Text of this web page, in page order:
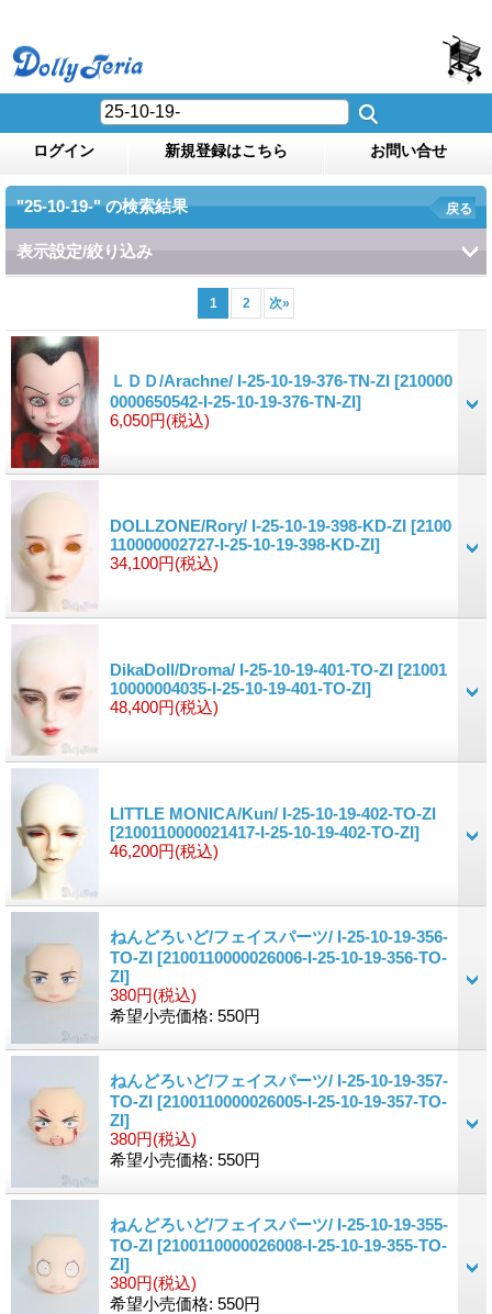
ログイン 新規登録はこちら お問い合せ
"25-10-19-"の検索結果 戻る
表示設定/絞り込み
1 2 次»
ＬＤＤ/Arachne/ I-25-10-19-376-TN-ZI [210000
0000650542-I-25-10-19-376-TN-ZI]
6,050円(税込)
DOLLZONE/Rory/ I-25-10-19-398-KD-ZI [2100
110000002727-I-25-10-19-398-KD-ZI]
34,100円(税込)
DikaDoll/Droma/ I-25-10-19-401-TO-ZI [21001
10000004035-I-25-10-19-401-TO-ZI]
48,400円(税込)
LITTLE MONICA/Kun/ I-25-10-19-402-TO-ZI
[2100110000021417-I-25-10-19-402-TO-ZI]
46,200円(税込)
ねんどろいど/フェイスパーツ/ I-25-10-19-356-
TO-ZI [2100110000026006-I-25-10-19-356-TO-
ZI]
380円(税込)
希望小売価格: 550円
ねんどろいど/フェイスパーツ/ I-25-10-19-357-
TO-ZI [2100110000026005-I-25-10-19-357-TO-
ZI]
380円(税込)
希望小売価格: 550円
ねんどろいど/フェイスパーツ/ I-25-10-19-355-
TO-ZI [2100110000026008-I-25-10-19-355-TO-
ZI]
380円(税込)
希望小売価格: 550円